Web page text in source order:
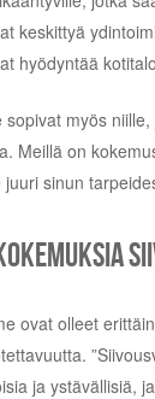
keskittyä
hyödyntää
sopivat myös
Meillä on
sinun
ovat olleet
ja ystävällisiä,